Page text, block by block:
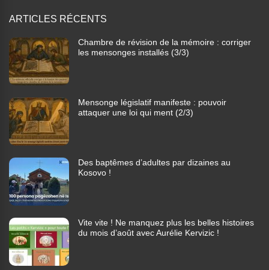
ARTICLES RÉCENTS
Chambre de révision de la mémoire : corriger
les mensonges installés (3/3)
Mensonge législatif manifeste : pouvoir
attaquer une loi qui ment (2/3)
Des baptêmes d’adultes par dizaines au
Kosovo !
Vite vite ! Ne manquez plus les belles histoires
du mois d’août avec Aurélie Kervizic !